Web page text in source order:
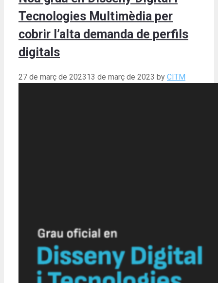
Tecnologies Multimèdia per
cobrir l’alta demanda de perfils
digitals
27 de març de 202313 de març de 2023 by CITM